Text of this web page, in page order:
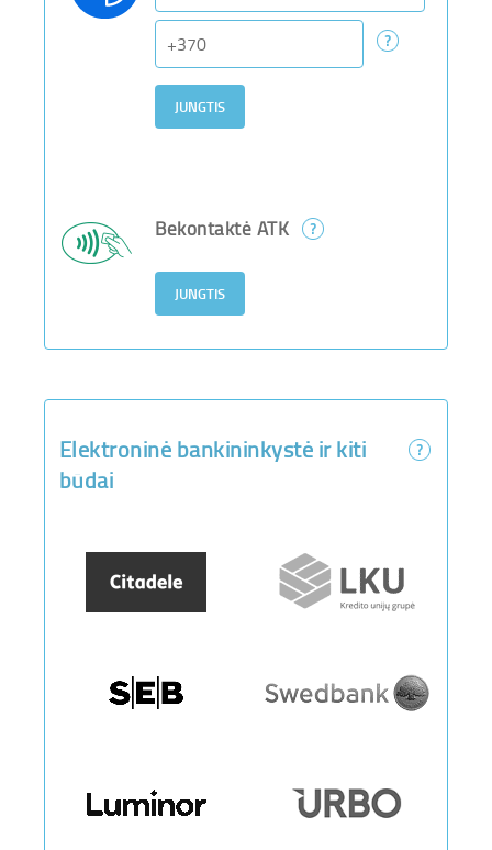
Bekontaktė ATK
Elektroninė bankininkystė ir kiti
būdai